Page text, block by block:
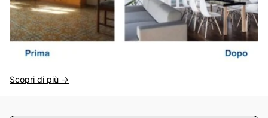
Scopri di più ->